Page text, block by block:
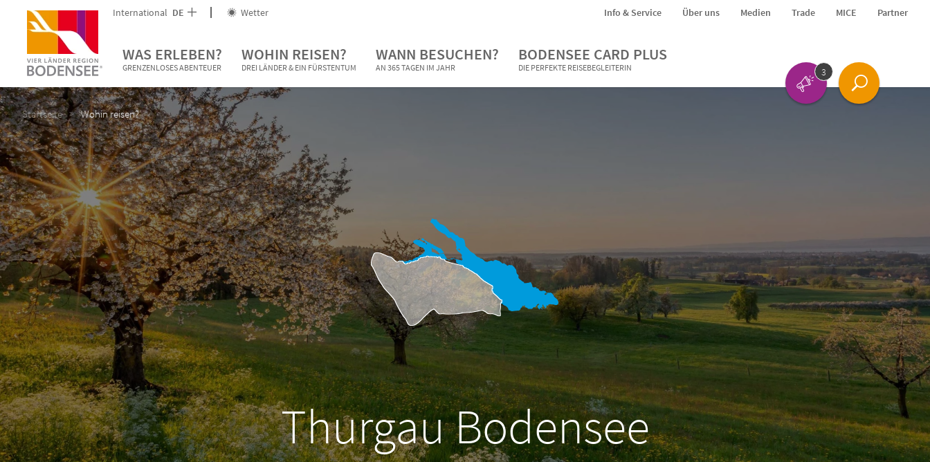
International DE Wetter Info & Service Über uns Medien Trade MICE Partner
WAS ERLEBEN?
GRENZENLOSES ABENTEUER
WOHIN REISEN?
DREI LÄNDER & EIN FÜRSTENTUM
WANN BESUCHEN?
AN 365 TAGEN IM JAHR
BODENSEE CARD PLUS
DIE PERFEKTE REISEBEGLEITERIN 3
Startseite Wohin reisen?
Thurgau Bodensee